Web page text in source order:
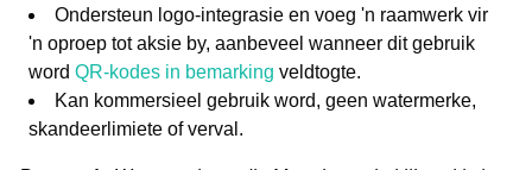
Ondersteun logo-integrasie en voeg 'n raamwerk vir
'n oproep tot aksie by, aanbeveel wanneer dit gebruik
word QR-kodes in bemarking veldtogte.
Kan kommersieel gebruik word, geen watermerke,
skandeerlimiete of verval.